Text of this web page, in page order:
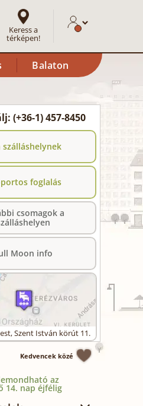
Keress a
térképen!
Balaton
(+36-1) 457-8450
szálláshelynek
foglalás
csomagok a
Moon info
,Szent István körút 11.
Kedvencek közé
2026. november
CS
az
14. nap éjfélig